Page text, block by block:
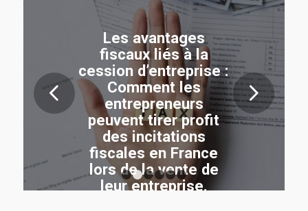
Les avantages
fiscaux liés à la
cession d’entreprise :
Comment les
entrepreneurs
peuvent tirer profit
des incitations
fiscales en France
lors de la vente de
leur entreprise.
Suivant
1